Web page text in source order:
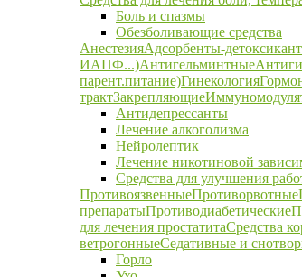
Боль и спазмы
Обезболивающие средства
АнестезияАдсорбенты-
ИАПФ...)Антигельминтные
парент.питание)Гинекология
трактЗакрепляющие
Антидепрессанты
Лечение алкоголизма
Нейролептик
Лечение никотиновой
Средства для улучшения
ПротивоязвенныеПротиворвотные
препаратыПротиводиабетические
для лечения простатитаСредства
ветрогонныеСедативные и
Горло